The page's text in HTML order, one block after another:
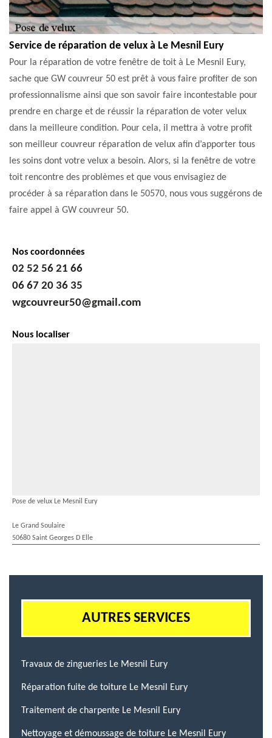
Service de réparation de velux à Le Mesnil Eury
Pour la réparation de votre fenêtre de toit à Le Mesnil Eury,
sache que GW couvreur 50 est prêt à vous faire profiter de son
professionnalisme ainsi que son savoir faire incontestable pour
prendre en charge et de réussir la réparation de voter velux
dans la meilleure condition. Pour cela, il mettra à votre profit
son meilleur couvreur réparation de velux afin d’apporter tous
les soins dont votre velux a besoin. Alors, si la fenêtre de votre
toit rencontre des problèmes et que vous envisagiez de
procéder à sa réparation dans le 50570, nous vous suggérons de
faire appel à GW couvreur 50.
Nos coordonnées
02 52 56 21 66
06 67 20 36 35
wgcouvreur50@gmail.com
Nous localiser
Pose de velux Le Mesnil Eury
Le Grand Soulaire
50680 Saint Georges D Elle
AUTRES SERVICES
Travaux de zingueries Le Mesnil Eury
Réparation fuite de toiture Le Mesnil Eury
Traitement de charpente Le Mesnil Eury
Nettoyage et démoussage de toiture Le Mesnil Eury